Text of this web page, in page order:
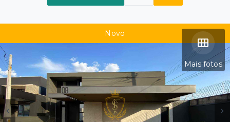
Mais fotos
Novo